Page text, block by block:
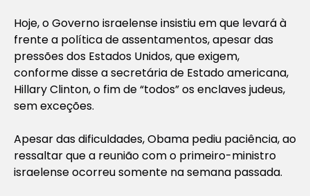
Hoje, o Governo israelense insistiu em que levará à
frente a política de assentamentos, apesar das
pressões dos Estados Unidos, que exigem,
conforme disse a secretária de Estado americana,
Hillary Clinton, o fim de “todos” os enclaves judeus,
sem exceções.
Apesar das dificuldades, Obama pediu paciência, ao
ressaltar que a reunião com o primeiro-ministro
israelense ocorreu somente na semana passada.